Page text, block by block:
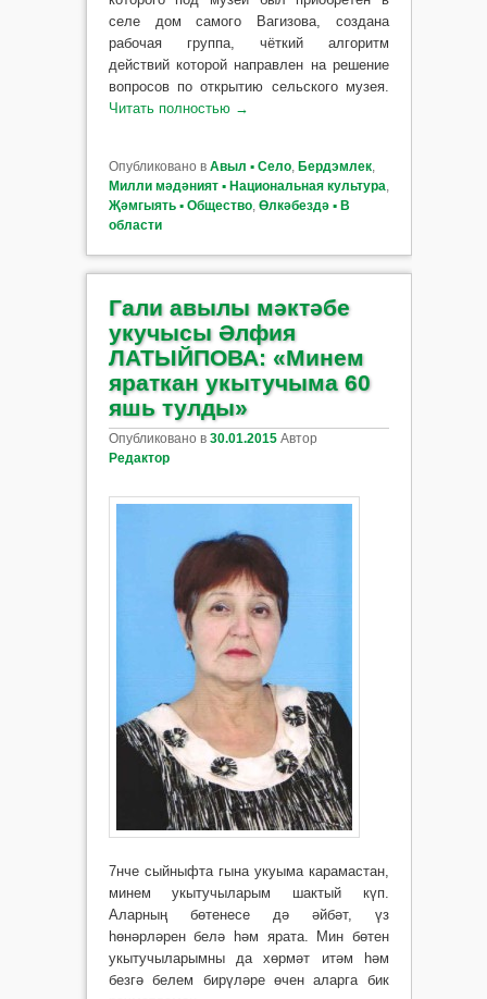
селе дом самого Вагизова, создана
рабочая группа, чёткий алгоритм
действий которой направлен на решение
вопросов по открытию сельского музея.
Читать полностью →
Опубликовано в Авыл ▪ Село, Бердэмлек,
Милли мәдәният ▪ Национальная культура,
Җәмгыять ▪ Общество, Өлкәбездә ▪ В
области
Гали авылы мәктәбе
укучысы Әлфия
ЛАТЫЙПОВА: «Минем
яраткан укытучыма 60
яшь тулды»
Опубликовано в 30.01.2015 Автор
Редактор
7нче сыйныфта гына укуыма карамастан,
минем укы­тучыларым шактый күп.
Аларның бөтенесе дә әйбәт, үз
һөнәрләрен белә һәм ярата. Мин бөтен
укытучыларымны да хөр­мәт итәм һәм
безгә белем бирүләре өчен аларга бик